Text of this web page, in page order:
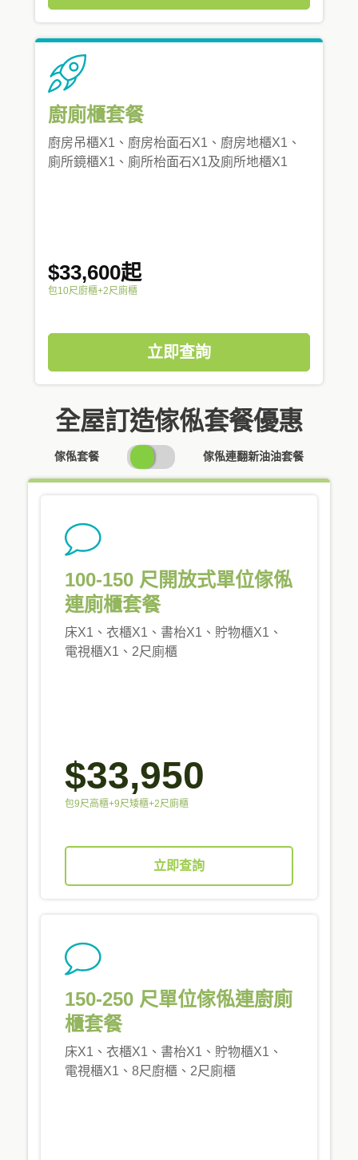
廚廁櫃套餐
廚房吊櫃X1、廚房枱面石X1、廚房地櫃X1、
廁所鏡櫃X1、廁所枱面石X1及廁所地櫃X1
$33,600起
包10尺廚櫃+2尺廁櫃
立即查詢
全屋訂造傢俬套餐優惠
傢俬套餐
SWITCH
PRICING
傢俬連翻新油油套餐
100-150 尺開放式單位傢俬
連廁櫃套餐
床X1、衣櫃X1、書枱X1、貯物櫃X1、
電視櫃X1、2尺廁櫃
$33,950
包9尺高櫃+9尺矮櫃+2尺廁櫃
立即查詢
150-250 尺單位傢俬連廚廁
櫃套餐
床X1、衣櫃X1、書枱X1、貯物櫃X1、
電視櫃X1、8尺廚櫃、2尺廁櫃